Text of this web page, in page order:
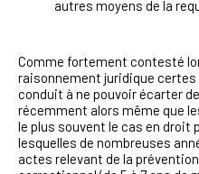
autres moyens de la
Comme fortement contesté
raisonnement juridique
conduit à ne pouvoir écarter
récemment alors même que
le plus souvent le cas en droit
lesquelles de nombreuses
actes relevant de la